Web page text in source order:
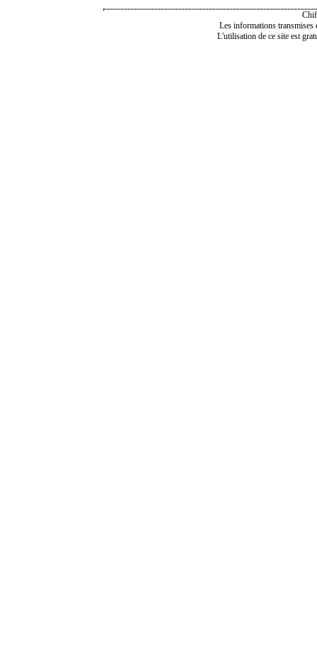
Les informations transmises
L'utilisation de ce site est